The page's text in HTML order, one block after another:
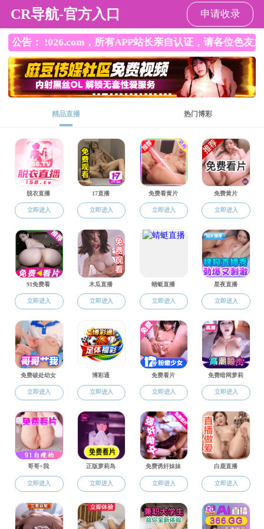
吃瓜网 吃瓜网介绍 师资队伍 人才培
下载中心
下载中心
吃瓜网 转专
吃瓜网 学生
吃瓜网 本科
江苏省高等学
补办学生证证
吃瓜网 复学
吃瓜网 SRT计